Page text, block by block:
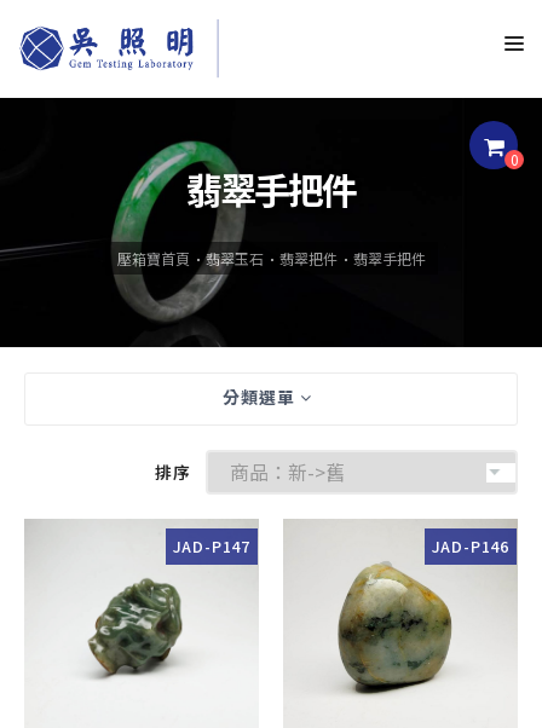
0
翡翠手把件
壓箱寶首頁 翡翠玉石 翡翠把件 翡翠手把件
分類選單
排序
JAD-P147 JAD-P146